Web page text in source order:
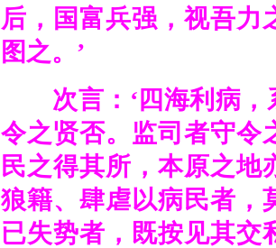
后，国富兵强，视吾力
图之。 ’
次言： ‘ 四海利病
令之贤否。监司者守令
民之得其所，本原之地
狼籍、肆虐以病民者，
已失势者，既按见其交